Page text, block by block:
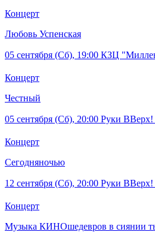
Концерт
Любовь Успенская
05 сентября (Сб), 19:00 КЗЦ
Концерт
Честный
05 сентября (Сб), 20:00 Руки ВВерх!
Концерт
Сегодняночью
12 сентября (Сб), 20:00 Руки ВВерх!
Концерт
Музыка КИНОшедевров в сиянии